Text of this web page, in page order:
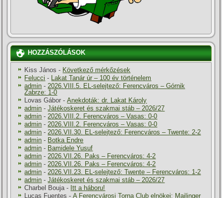
HOZZÁSZÓLÁSOK
Kiss János - Következő mérkőzések
Felucci - Lakat Tanár úr – 100 év történelem
admin -2026.VIII.5. EL-selejtező: Ferencváros – Górnik
Zabrze: 1-0
Lovas Gábor -Anekdoták: dr. Lakat Károly
admin -Játékoskeret és szakmai stáb – 2026/27
admin -2026.VIII.2. Ferencváros – Vasas: 0-0
admin -2026.VIII.2. Ferencváros – Vasas: 0-0
admin -2026.VII.30. EL-selejtező: Ferencváros – Twente: 2-2
admin - Botka Endre
admin - Bamidele Yusuf
admin -2026.VII.26. Paks – Ferencváros: 4-2
admin -2026.VII.26. Paks – Ferencváros: 4-2
admin -2026.VII.23. EL-selejtező: Twente – Ferencváros: 1-2
admin -Játékoskeret és szakmai stáb – 2026/27
Charbel Bouja- Itt a háboru!
Lucas Fuentes -A Ferencvárosi Torna Club elnökei: Mailinger